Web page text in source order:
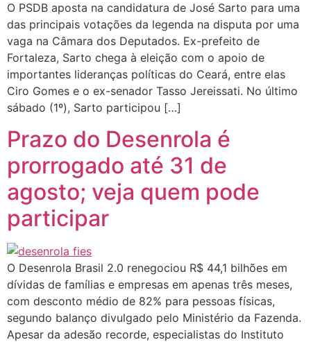
O PSDB aposta na candidatura de José Sarto para uma
das principais votações da legenda na disputa por uma
vaga na Câmara dos Deputados. Ex-prefeito de
Fortaleza, Sarto chega à eleição com o apoio de
importantes lideranças políticas do Ceará, entre elas
Ciro Gomes e o ex-senador Tasso Jereissati. No último
sábado (1º), Sarto participou […]
Prazo do Desenrola é
prorrogado até 31 de
agosto; veja quem pode
participar
O Desenrola Brasil 2.0 renegociou R$ 44,1 bilhões em
dívidas de famílias e empresas em apenas três meses,
com desconto médio de 82% para pessoas físicas,
segundo balanço divulgado pelo Ministério da Fazenda.
Apesar da adesão recorde, especialistas do Instituto